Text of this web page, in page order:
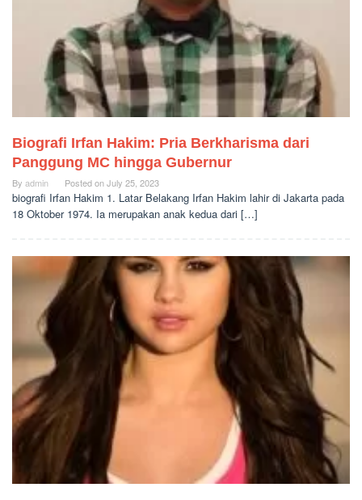
Biografi Irfan Hakim: Pria Berkharisma dari
Panggung MC hingga Gubernur
By admin Posted onJuly 25, 2023
biografi Irfan Hakim 1. Latar Belakang Irfan Hakim lahir di Jakarta pada
18 Oktober 1974. Ia merupakan anak kedua dari […]